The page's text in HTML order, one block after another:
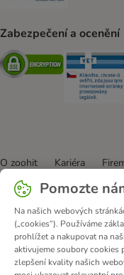
Zabezpečení a ocenění
Security
O zoohit Kariéra
Všeobecné obchodní
Zákon o digitálních službách
Poštovné a dodací termín
Partnerský program
Ochrana osobních údajů
Pomozte
Na našich webových
(„cookies“). Používáme
prohlížet a nakupovat na
aktivujeme soubory cookies
zlepšení kvality našich